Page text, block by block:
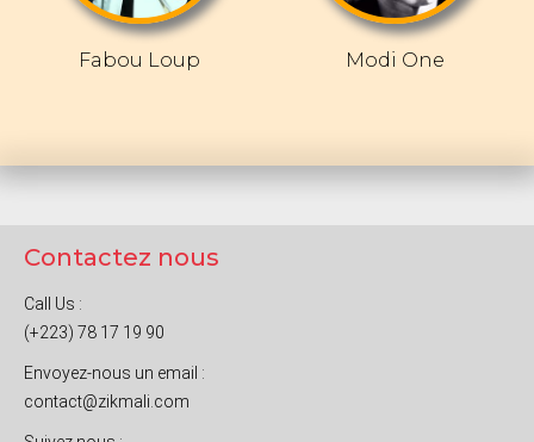
Fabou Loup Modi One
Contactez nous
Call Us :
(+223) 78 17 19 90
Envoyez-nous un email :
contact@zikmali.com